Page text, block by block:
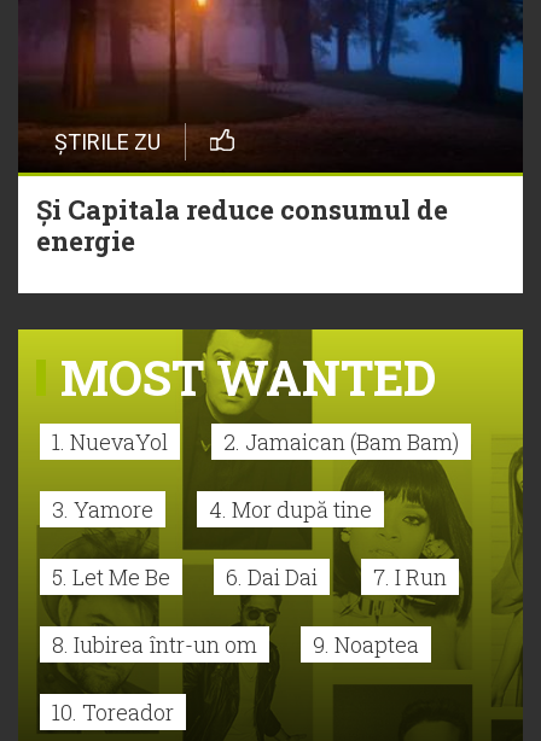
ȘTIRILE ZU
Și Capitala reduce consumul de
energie
MOST WANTED
1. NuevaYol 2. Jamaican (Bam Bam)
3. Yamore 4. Mor după tine
5. Let Me Be 6. Dai Dai 7. I Run
8. Iubirea într-un om 9. Noaptea
10. Toreador